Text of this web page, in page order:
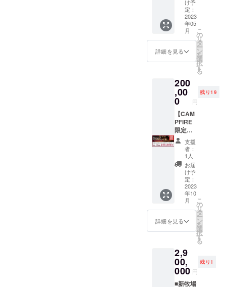
間：
2023年
6月1
日〜
2024年
5月31日
考欄に
掲載し
たい名
前をご
記載く
ださ
い。
す。ご
予約時
に購入
時の情
報とナ
ンバー
をお伝
※こちら
のご支
援を頂
いたお
客様も
HPへお
名前の
掲載が
可能で
す。
掲載期
間：
2023年
6月1
日〜
2024年
5月31日
ご希
望の場
掲載し
たい名
前をご
記載く
ださ
場合は
「な
し」と
ご記載
くださ
い）。
※「無期
及び牧
場が存
続して
いる限
り、と
いう意
味で
す。
方だけ
のため
にお店
を開け
ます。
両親へ
のプレ
ロポー
ズ、会
社の周
年イベ
ントな
ど、是
非とも
特別な
日にご
利用く
ださ
い。 有
効期
限：
2023年
5月〜
2023年
9月（店
舗休業
こちら
の貸切
券に国
産ラム
焼肉
け予
定：
2023
年05
月
詳細を見る
こ
の
リ
タ
ー
ン
を
選
択
す
る
200
,00
0 円
残り19
【CAM
PFIRE
限定】
銀座ひ
つじ座
の貸切
券で
す。 貴
方だけ
のため
にお店
を開け
ます。
両親へ
のプレ
ロポー
ズ、会
社の周
年イベ
ントな
支援
者：
1人
お届
け予
定：
2023
年10
月
詳細を見る
こ
の
リ
タ
ー
ン
を
選
択
す
る
2,9
00,
000 円
残り1
■新牧場